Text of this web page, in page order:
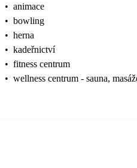
• animace
• bowling
• herna
• kadeřnictví
• fitness centrum
• wellness centrum - sauna,